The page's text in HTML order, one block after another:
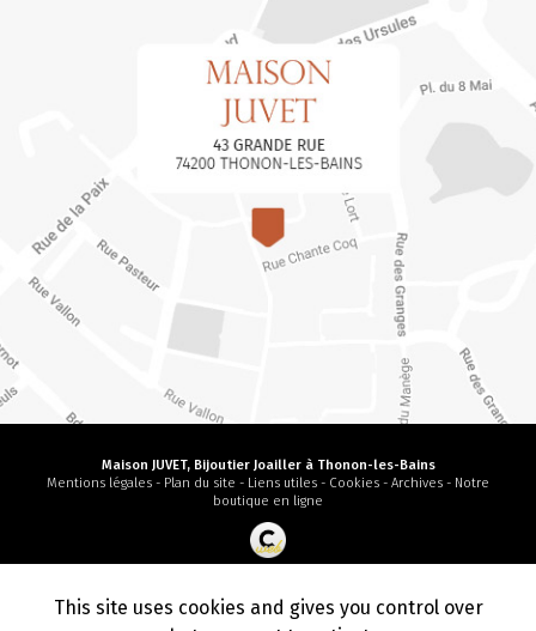
Maison JUVET, Bijoutier Joailler à Thonon-les-Bains
Mentions légales - Plan du site - Liens utiles - Cookies - Archives - Notre
boutique en ligne
Demande de Devis
Secteur -En savoir +
This site uses cookies and gives you control over